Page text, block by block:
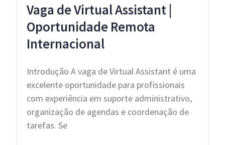
Vaga de Virtual Assistant |
Oportunidade Remota
Internacional
Introdução A vaga de Virtual Assistant é uma
excelente oportunidade para profissionais
com experiência em suporte administrativo,
organização de agendas e coordenação de
tarefas. Se